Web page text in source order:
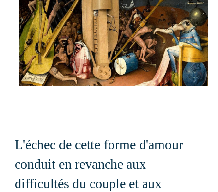
L'échec de cette forme d'amour
conduit en revanche aux
difficultés du couple et aux